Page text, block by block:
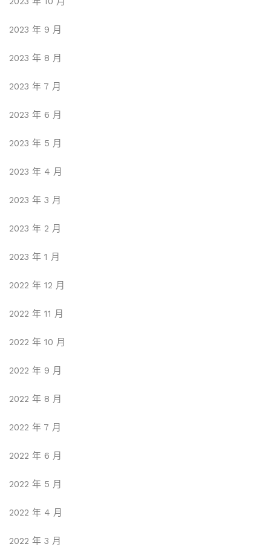
2023 年 9 月
2023 年 8 月
2023 年 7 月
2023 年 6 月
2023 年 5 月
2023 年 4 月
2023 年 3 月
2023 年 2 月
2023 年 1 月
2022 年 12 月
2022 年 11 月
2022 年 10 月
2022 年 9 月
2022 年 8 月
2022 年 7 月
2022 年 6 月
2022 年 5 月
2022 年 4 月
2022 年 3 月